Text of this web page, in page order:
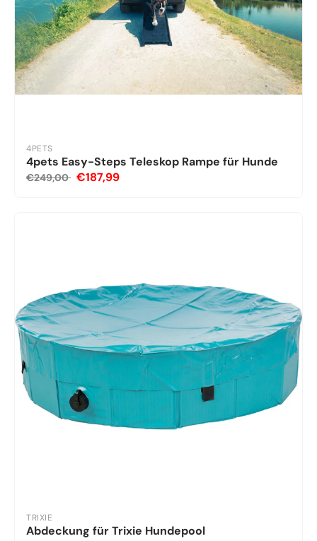
4PETS
4pets Easy-Steps Teleskop Rampe für Hunde
€249,00 €187,99
TRIXIE
Abdeckung für Trixie Hundepool